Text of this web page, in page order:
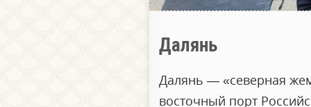
Далянь
Далянь — «северная
восточный порт